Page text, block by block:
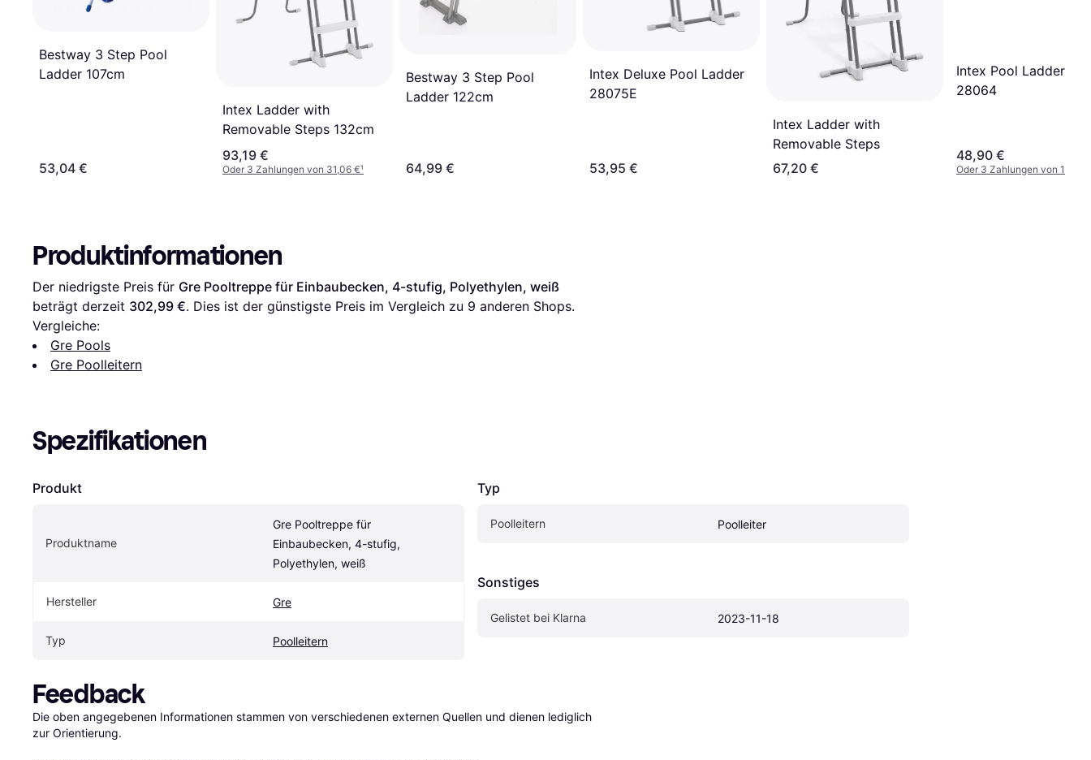
Bestway 3 Step Pool
Ladder 107cm
53,04 €
Intex Ladder with
Removable Steps 132cm
93,19 €
Oder 3 Zahlungen von 31,06 €¹
Bestway 3 Step Pool
Ladder 122cm
64,99 €
Intex Deluxe Pool Ladder
28075E
53,95 €
Intex Ladder with
Removable Steps
67,20 €
Intex Pool Ladder 91
28064
48,90 €
Oder 3 Zahlungen von 16,30
Produktinformationen
Der niedrigste Preis für Gre Pooltreppe für Einbaubecken, 4-stufig, Polyethylen, weiß
beträgt derzeit 302,99 €. Dies ist der günstigste Preis im Vergleich zu 9 anderen Shops.
Vergleiche:
Gre Pools
Gre Poolleitern
Spezifikationen
Produkt
Produktname
Gre Pooltreppe für
Einbaubecken, 4-stufig,
Polyethylen, weiß
Hersteller Gre
Typ Poolleitern
Typ
Poolleitern Poolleiter
Sonstiges
Gelistet bei Klarna 2023-11-18
Feedback
Die oben angegebenen Informationen stammen von verschiedenen externen Quellen und dienen lediglich
zur Orientierung.